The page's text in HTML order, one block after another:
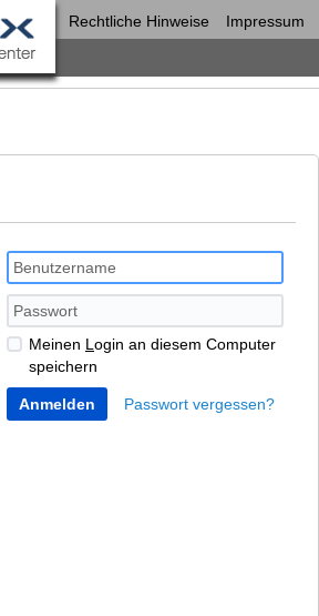
Rechtliche Hinweise Impressum
Meinen L ogin an diesem Computer
speichern
Passwort vergessen?